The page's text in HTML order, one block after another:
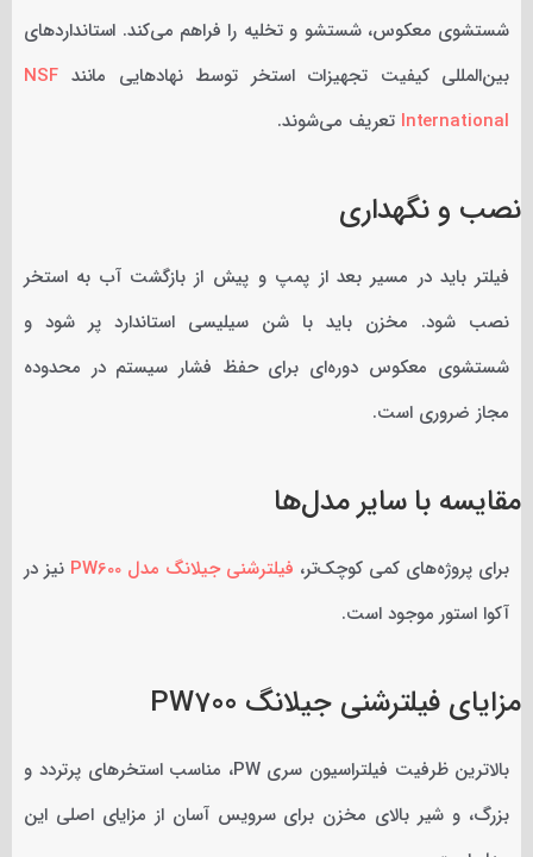
شستشوی معکوس، شستشو و تخلیه را فراهم می‌کند. استانداردهای
بین‌المللی کیفیت تجهیزات استخر توسط نهادهایی مانندNSF
International تعریف می‌شوند.
نصب و نگهداری
فیلتر باید در مسیر بعد از پمپ و پیش از بازگشت آب به استخر
نصب شود. مخزن باید با شن سیلیسی استاندارد پر شود و
شستشوی معکوس دوره‌ای برای حفظ فشار سیستم در محدوده
مجاز ضروری است.
مقایسه با سایر مدل‌ها
برای پروژه‌های کمی کوچک‌تر، فیلترشنی جیلانگ مدل PW600
نیز در
آکوا استور موجود است.
مزایای فیلترشنی جیلانگ PW700
بالاترین ظرفیت فیلتراسیون سری PW، مناسب استخرهای پرتردد و
بزرگ، و شیر بالای مخزن برای سرویس آسان از مزایای اصلی این